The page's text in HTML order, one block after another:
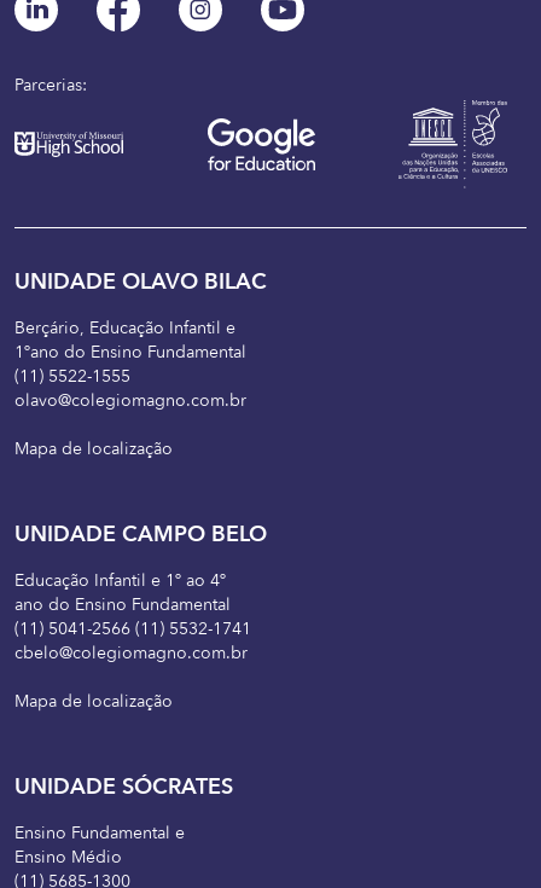
UNIDADE OLAVO BILAC
Berçário, Educação Infantil e
1ºano do Ensino Fundamental
(11) 5522-1555
olavo@colegiomagno.com.br
Mapa de localização
UNIDADE CAMPO BELO
Educação Infantil e 1º ao 4º
ano do Ensino Fundamental
(11) 5041-2566 (11) 5532-1741
cbelo@colegiomagno.com.br
Mapa de localização
UNIDADE SÓCRATES
Ensino Fundamental e
Ensino Médio
(11) 5685-1300
Parcerias: